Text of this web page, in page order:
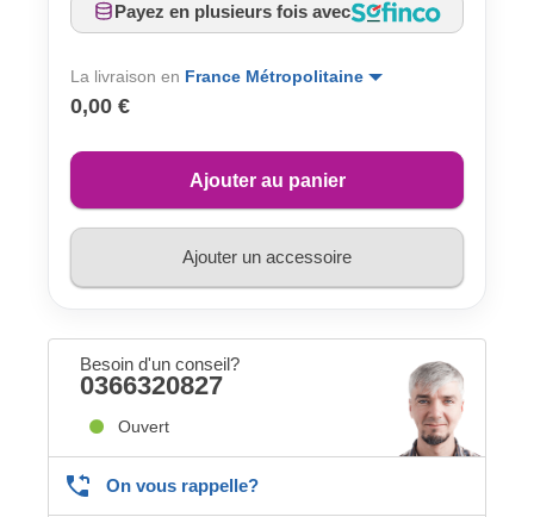
Payez en plusieurs fois avec
La livraison en France Métropolitaine
0,00 €
Ajouter au panier
Ajouter un accessoire
Besoin d'un conseil?
0366320827
Ouvert
On vous rappelle?